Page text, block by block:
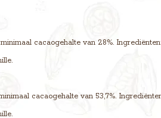
cacaogehalte van 28%.
cacaogehalte van 53,7%.